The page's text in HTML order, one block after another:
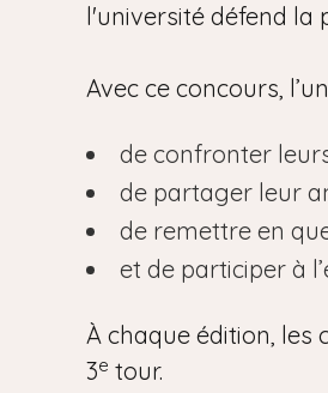
l'université défend la
Avec ce concours,
de confronter
de partager leur
de remettre en
et de participer à
À chaque édition, les
3e tour.